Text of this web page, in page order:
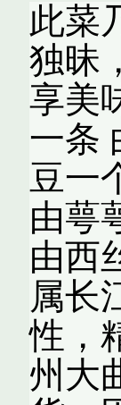
此菜
独昧
享美
一条
豆一
由萼
由西
属长
性，
州大